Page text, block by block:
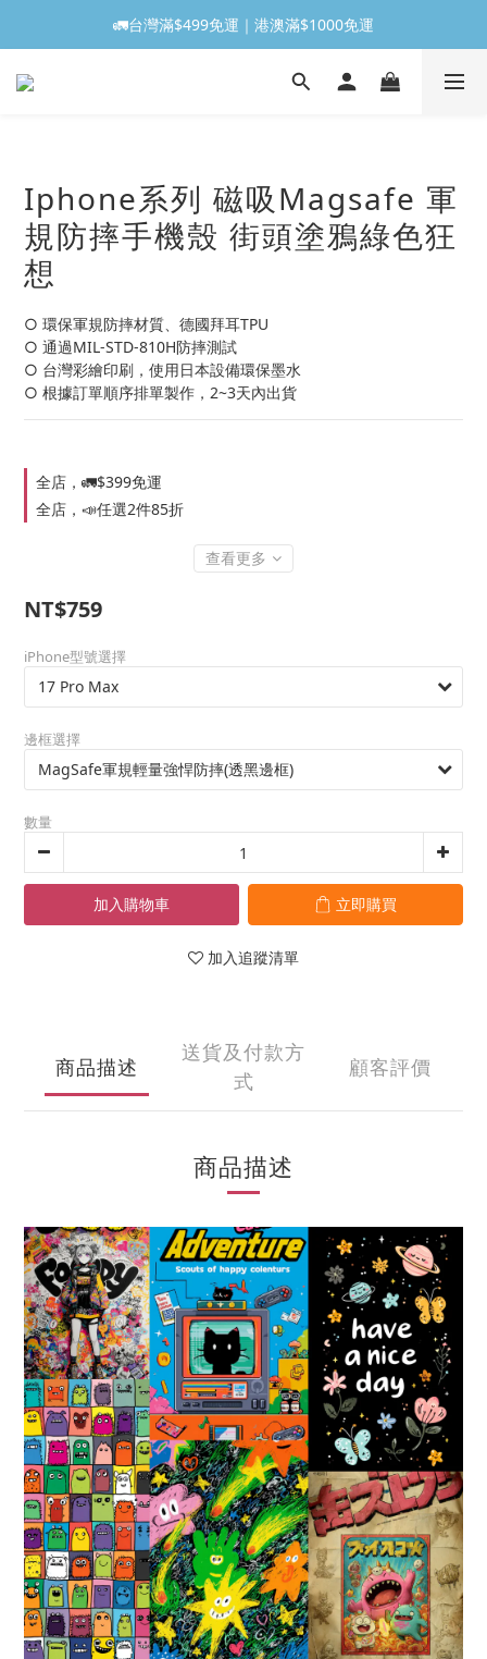
🚛台灣滿$499免運｜港澳滿$1000免運
Iphone系列 磁吸Magsafe 軍
規防摔手機殼 街頭塗鴉綠色狂
想
○ 環保軍規防摔材質、德國拜耳TPU
○ 通過MIL-STD-810H防摔測試
○ 台灣彩繪印刷，使用日本設備環保墨水
○ 根據訂單順序排單製作，2~3天內出貨
全店，🚛$399免運
全店，📣任選2件85折
查看更多
NT$759
iPhone型號選擇
邊框選擇
數量
加入購物車 立即購買
加入追蹤清單
商品描述
送貨及付款方
式
顧客評價
商品描述